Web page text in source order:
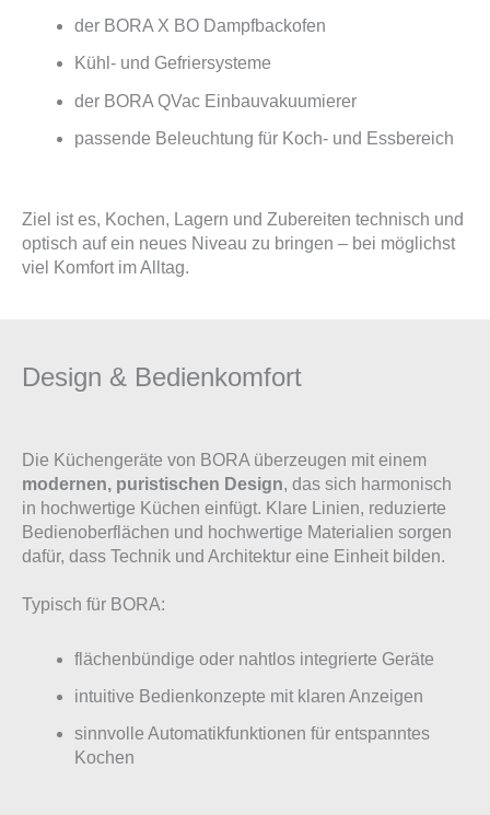
der BORA X BO Dampfbackofen
Kühl- und Gefriersysteme
der BORA QVac Einbauvakuumierer
passende Beleuchtung für Koch- und Essbereich
Ziel ist es, Kochen, Lagern und Zubereiten technisch und
optisch auf ein neues Niveau zu bringen – bei möglichst
viel Komfort im Alltag.
Design & Bedienkomfort
Die Küchengeräte von BORA überzeugen mit einem
modernen, puristischen Design, das sich harmonisch
in hochwertige Küchen einfügt. Klare Linien, reduzierte
Bedienoberflächen und hochwertige Materialien sorgen
dafür, dass Technik und Architektur eine Einheit bilden.
Typisch für BORA:
flächenbündige oder nahtlos integrierte Geräte
intuitive Bedienkonzepte mit klaren Anzeigen
sinnvolle Automatikfunktionen für entspanntes
Kochen